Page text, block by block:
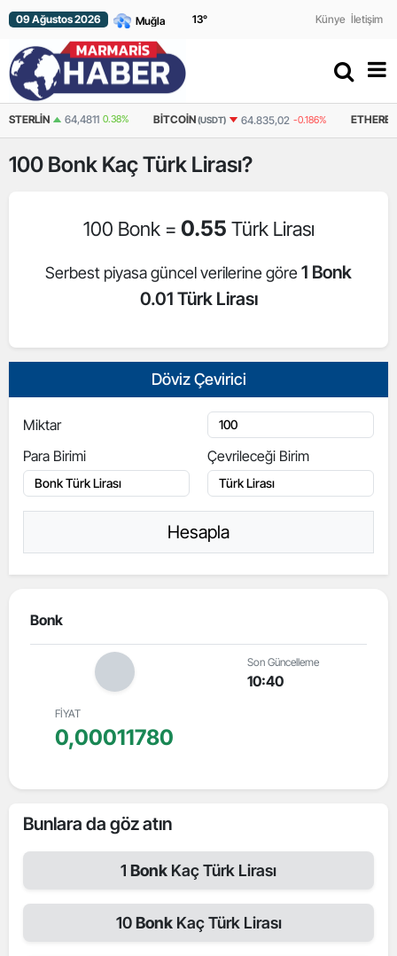
09 Ağustos 2026 13° Künye İletişim
64,4811 0.38% BITCOIN (USDT) 64.835,02 -0.186% ETHEREUM(USDT)
100 Bonk Kaç Türk Lirası?
100 Bonk = 0.55 Türk Lirası
Serbest piyasa güncel verilerine göre 1 Bonk
0.01 Türk Lirası
Döviz Çevirici
Miktar
Para Birimi
Çevrileceği Birim
Hesapla
Bonk
Son Güncelleme
10:40
FİYAT
0,00011780
Bunlara da göz atın
1 Bonk Kaç Türk Lirası
10Bonk Kaç Türk Lirası